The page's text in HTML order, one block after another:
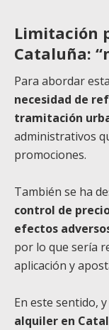
Limitación
Cataluña:
Para abordar
necesidad de
tramitación
administrativos
promociones.
También se ha
control de
efectos
por lo que sería
aplicación y
En este sentido, y
alquiler en